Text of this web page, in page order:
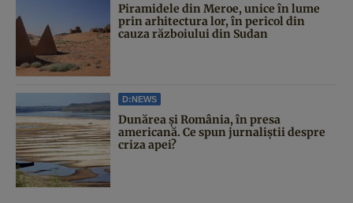
Piramidele din Meroe, unice în lume
prin arhitectura lor, în pericol din
cauza războiului din Sudan
D:NEWS
Dunărea și România, în presa
americană. Ce spun jurnaliștii despre
criza apei?